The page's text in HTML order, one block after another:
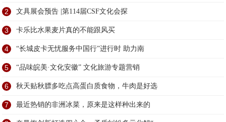
2 文具展会预告 |第114届CSF文化会探
3 卡乐比水果麦片真的不能跟风买
4 “长城皮卡无忧服务中国行”进行时 助力南
5 “品味皖美·文化安徽” 文化旅游专题营销
6 秋天贴秋膘多吃点高蛋白质食物，牛肉是好选
7 最近热销的非洲冰菜，原来是这样种出来的